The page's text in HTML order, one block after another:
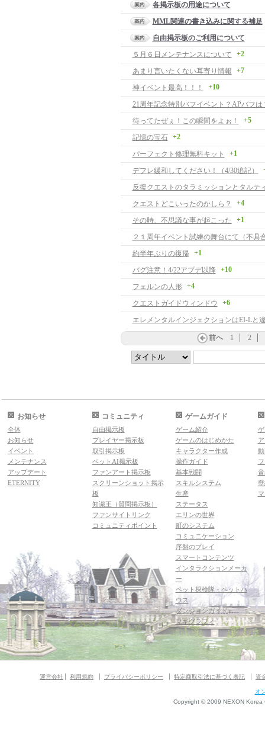
各掲示板の用途について
MML関連の書き込みに関する補足
自由掲示板のご利用について
５月６日メンテナンスについて
+2
あまり言いたくない耳寄り情報 +7
神イベント最高！！！ +10
21周年記念特別バフイベント？APバフは
待ってたぜぇ！この瞬間をよぉ！
+5
記憶の宝石 +2
パーフェクト修理無料キット +1
デフレ緩和してください！（4/30追記）
クエストどこいったのかしら？ +4
その時、不思議な事が起こった +1
２１周年イベント試練の舞台にて（不具
約半年ぶりの復帰
+1
バグ注意！4/22アプデ以降 +10
フェルンの人形 +4
クエストガイドウィンドウ +6
前へ 1 2
お知らせ
全体
お知らせ
イベント
メンテナンス
アップデート
ETERNITY
コミュニティ
自由掲示板
プレイヤー掲示板
取引掲示板
ペットAI掲示板
ファンアート掲示板
スクリーンショット掲示
板
知識王（質問掲示板）
ファンサイトリンク
コミュニティポイント
ゲームガイド
ゲーム紹介
ゲームのはじめかた
キャラクター作成
操作ガイド
基本戦闘
スキルシステム
生産
ステータス
エリンの世界
町のシステム
コミュニケーション
序盤のプレイ
スマートコンテンツ
インタラクションメーカ
ー
ペット探検隊・ペットハ
ウス
ダンジョンガイド
マギグラフィ
運営会社 利用規約 プライバシーポリシー 特定商取引法に基づく表記 資
オ
Copyright © 2009 NEXON Korea